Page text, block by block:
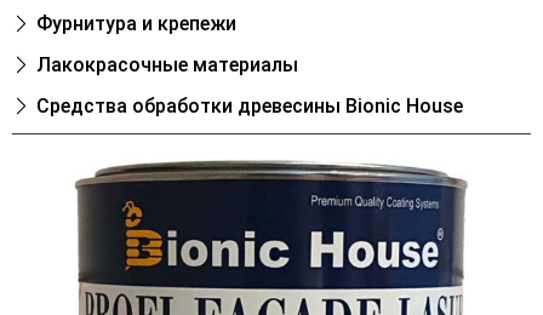
Фурнитура и крепежи
Лакокрасочные материалы
Cредства обработки древесины Bionic House